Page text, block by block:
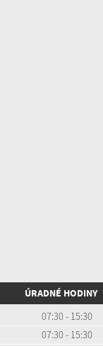
ÚRADNÉ HODINY
07:30 - 15:30
07:30 - 15:30